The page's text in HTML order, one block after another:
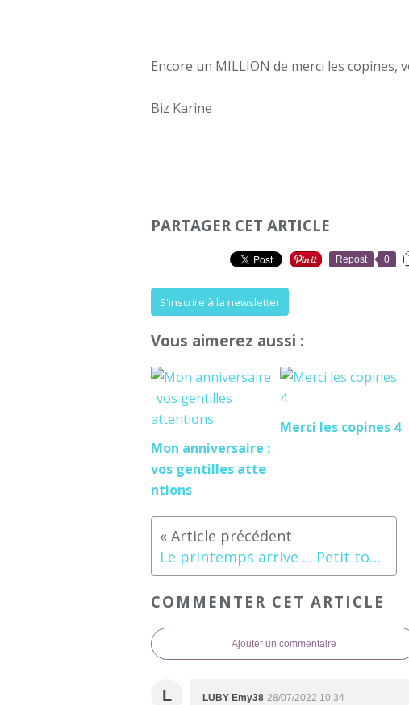
Encore un MILLION de merci les copines,
Biz Karine
PARTAGER CET ARTICLE
Repost 0
S'inscrire à la newsletter
Vous aimerez aussi :
Mon anniversaire :
vos gentilles atte
ntions
Merci les copines 4
Le printemps arrive ... Petit tour au jardin
COMMENTER CET ARTICLE
Ajouter un commentaire
L LUBY Emy38 28/07/2022 10:34